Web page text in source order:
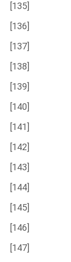
[135]
[136]
[137]
[138]
[139]
[140]
[141]
[142]
[143]
[144]
[145]
[146]
[147]